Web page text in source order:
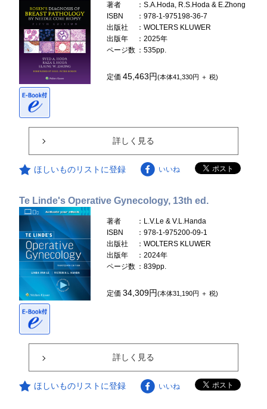
著者
：S.A.Hoda, R.S.Hoda & E.Zhong
ISBN
：978-1-975198-36-7
出版社
：WOLTERS KLUWER
出版年
：2025年
ページ数 ：535pp.
定価45,463円(本体41,330円 ＋ 税)
詳しく見る
ほしいものリストに登録 いいね
Te Linde's Operative Gynecology, 13th ed.
著者
：L.V.Le & V.L.Handa
ISBN
：978-1-975200-09-1
出版社
：WOLTERS KLUWER
出版年
：2024年
ページ数 ：839pp.
定価34,309円(本体31,190円 ＋ 税)
詳しく見る
ほしいものリストに登録 いいね